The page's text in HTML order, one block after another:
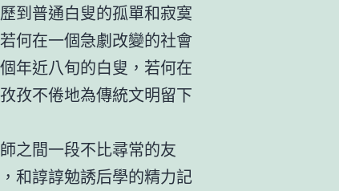
到普通白叟的孤單和寂寞
何在一個急劇改變的社會
年近八旬的白叟，若何在
孜不倦地為傳統文明留下
之間一段不比尋常的友
和諄諄勉誘后學的精力記